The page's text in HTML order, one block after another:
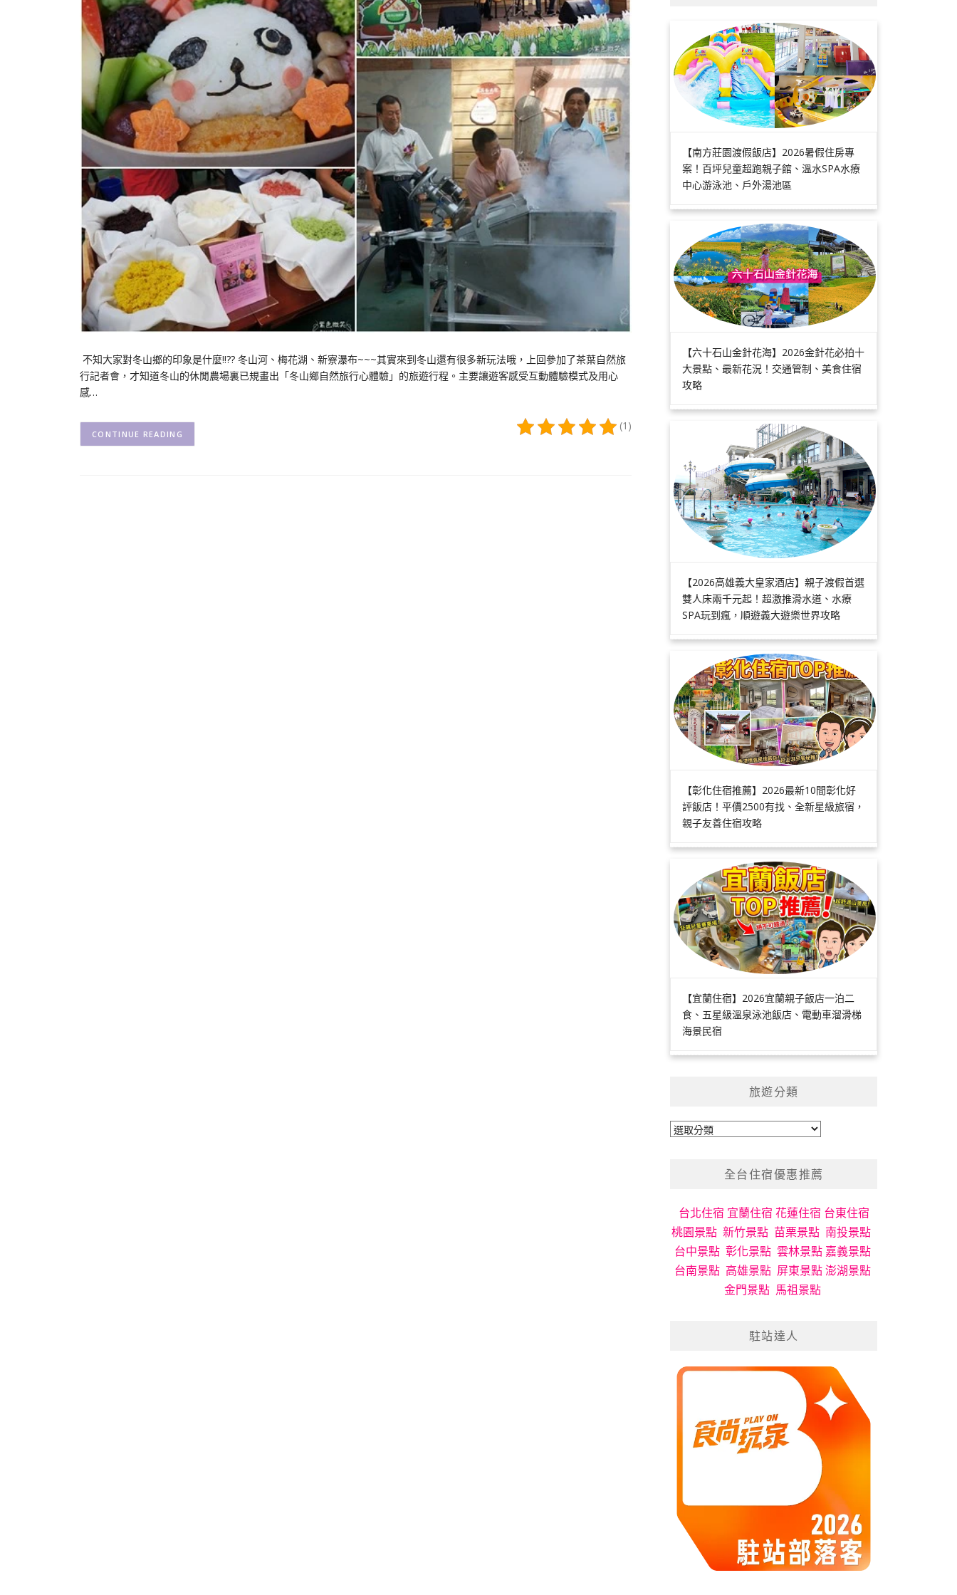
不知大家對冬山鄉的印象是什麼!!?? 冬山河、梅花湖、新寮瀑布~~~其實來到冬山還有很多新玩法哦，上回參加了茶葉自然旅
行記者會，才知道冬山的休閒農場裏已規畫出「冬山鄉自然旅行心體驗」的旅遊行程。主要讓遊客感受互動體驗模式及用心
感…
(1)
CONTINUE READING
【南方莊園渡假飯店】2026暑假住房專
案！百坪兒童超跑親子館、溫水SPA水療
中心游泳池、戶外湯池區
【六十石山金針花海】2026金針花必拍十
大景點、最新花況！交通管制、美食住宿
攻略
【2026高雄義大皇家酒店】親子渡假首選
雙人床兩千元起！超激推滑水道、水療
SPA玩到瘋，順遊義大遊樂世界攻略
【彰化住宿推薦】2026最新10間彰化好
評飯店！平價2500有找、全新星級旅宿，
親子友善住宿攻略
【宜蘭住宿】2026宜蘭親子飯店一泊二
食、五星級溫泉泳池飯店、電動車溜滑梯
海景民宿
旅遊分類
旅
全台住宿優惠推薦
台北住宿 宜蘭住宿 花蓮住宿 台東住宿
桃園景點 新竹景點 苗栗景點 南投景點
台中景點 彰化景點 雲林景點 嘉義景點
台南景點 高雄景點 屏東景點澎湖景點
金門景點 馬祖景點
駐站達人